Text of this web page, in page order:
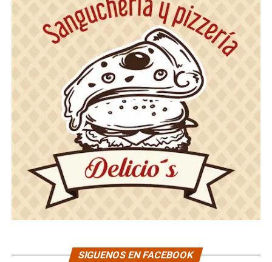
SIGUENOS EN FACEBOOK